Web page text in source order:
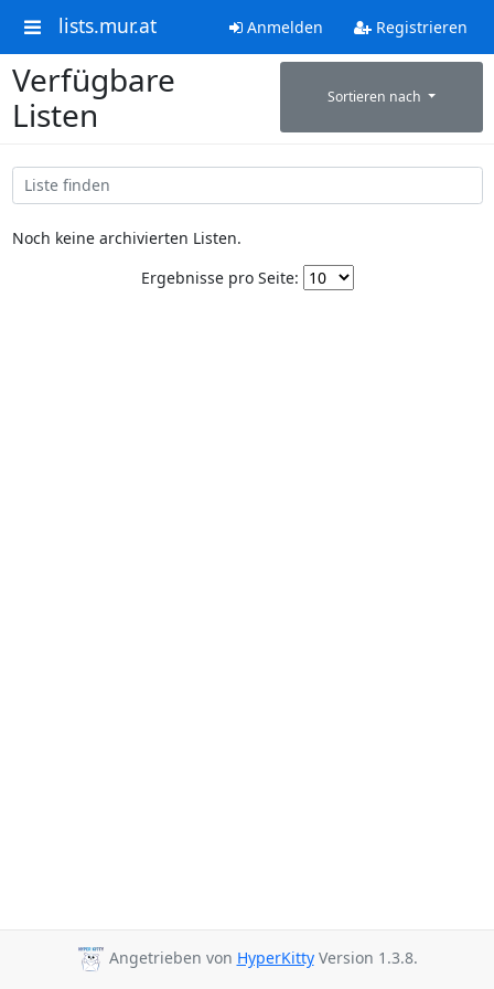
lists.mur.at Anmelden Registrieren
Verfügbare
Listen
Sortieren nach
Noch keine archivierten Listen.
Ergebnisse pro Seite:
Angetrieben von HyperKittyVersion 1.3.8.